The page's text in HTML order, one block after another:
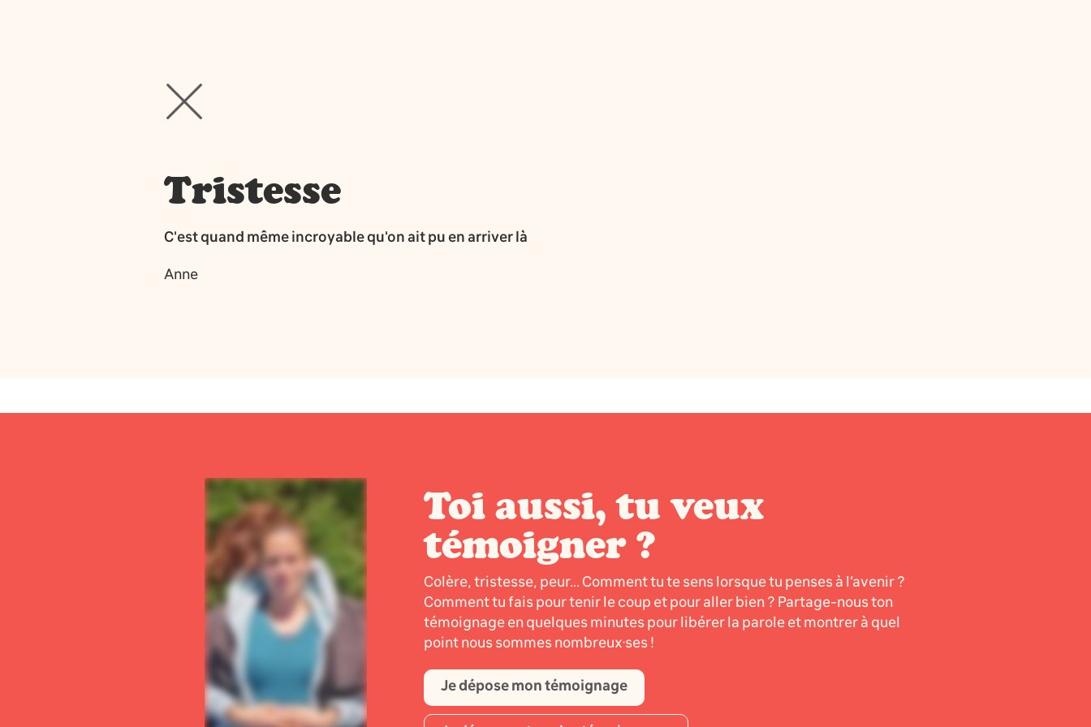
Tristesse
C'est quand même incroyable qu'on ait pu en arriver là
Anne
Toi aussi, tu veux
témoigner ?
Colère, tristesse, peur... Comment tu te sens lorsque tu penses à l’avenir ?
Comment tu fais pour tenir le coup et pour aller bien ? Partage-nous ton
témoignage en quelques minutes pour libérer la parole et montrer à quel
point nous sommes nombreux·ses !
Je dépose mon témoignage